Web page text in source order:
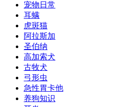
宠物日常
耳螨
虎斑猫
阿拉斯加
圣伯纳
高加索犬
古牧犬
弓形虫
急性胃卡他
养狗知识